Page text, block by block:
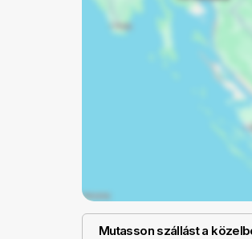
Mutasson szállást a